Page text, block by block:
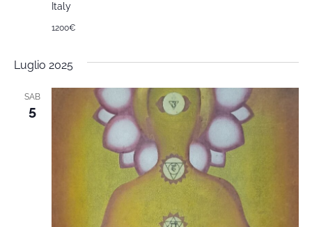
Italy
1200€
Luglio 2025
SAB
5